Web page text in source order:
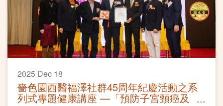
2025 Dec 18
嗇色園西醫福澤社群45周年紀慶活動之系
列式專題健康講座 —「預防子宮頸癌及